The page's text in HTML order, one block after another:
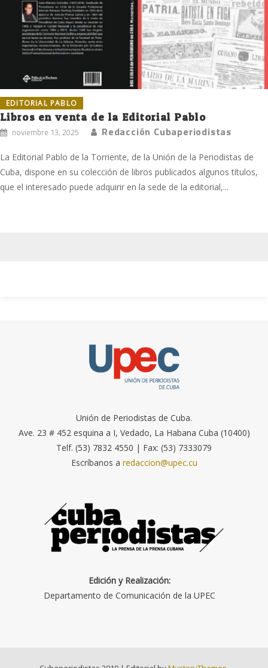
EDITORIAL PABLO
Libros en venta de la Editorial Pablo
noviembre 13, 2025 Redacción Cubaperiodistas
La Editorial Pablo de la Torriente, de la Unión de la Periodistas de
Cuba, dispone en su colección de libros publicados algunos títulos,
que el interesado puede adquirir en la sede de la editorial,...
Unión de Periodistas de Cuba.
Ave. 23 # 452 esquina a I, Vedado, La Habana Cuba (10400)
Telf. (53) 7832 4550 | Fax: (53) 7333079
Escríbanos a redaccion@upec.cu
Edición y Realización:
Departamento de Comunicación de la UPEC